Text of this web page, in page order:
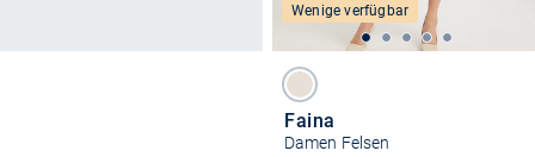
Wenige verfügbar
Faina
Damen Felsen